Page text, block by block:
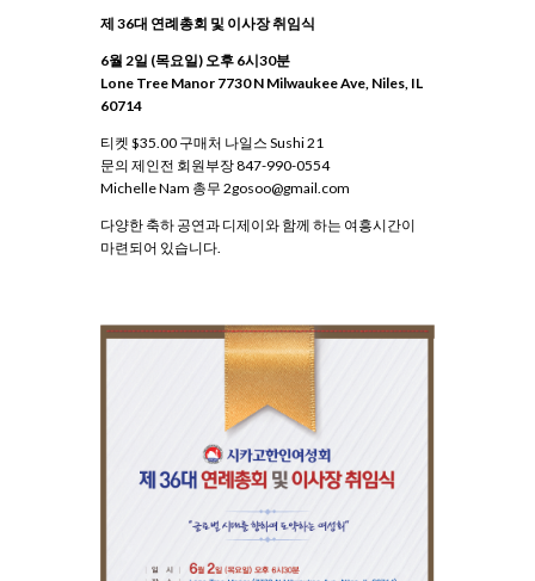
제 36대 연례총회 및 이사장 취임식
6월 2일 (목요일) 오후 6시30분
Lone Tree Manor 7730 N Milwaukee Ave, Niles, IL
60714
티켓 $35.00 구매처 나일스 Sushi 21
문의 제인전 회원부장 847-990-0554
Michelle Nam 총무 2gosoo@gmail.com
다양한 축하 공연과 디제이와 함께 하는 여흥시간이
마련되어 있습니다.